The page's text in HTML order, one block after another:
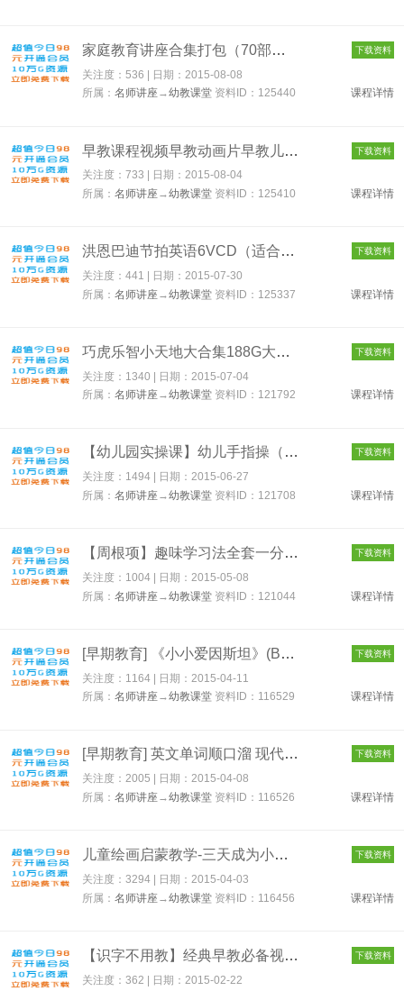
家庭教育讲座合集打包（70部经典） 125440 下载资料
关注度：536 | 日期： 2015-08-08
所属：名师讲座→幼教课堂 资料ID：125440 课程详情
早教课程视频早教动画片早教儿歌学博早教资料汇总下载 125410 下载资料
关注度：733 | 日期：2015-08-04
所属：名师讲座→幼教课堂 资料ID：125410 课程详情
洪恩巴迪节拍英语6VCD（适合2-12岁） 125337 下载资料
关注度：441 | 日期：2015-07-30
所属：名师讲座→幼教课堂 资料ID：125337 课程详情
巧虎乐智小天地大合集188G大包 121792 下载资料
关注度：1340 | 日期： 2015-07-04
所属：名师讲座→幼教课堂 资料ID：121792 课程详情
【幼儿园实操课】幼儿手指操（幼儿健脑必备）6DVD 121708 下载资料
关注度：1494 | 日期：2015-06-27
所属：名师讲座→幼教课堂 资料ID：121708 课程详情
【周根项】趣味学习法全套一分钟速算法大全合辑40G 121044 下载资料
关注度：1004 | 日期：2015-05-08
所属：名师讲座→幼教课堂 资料ID：121044 课程详情
[早期教育] 《小小爱因斯坦》(Baby Einstein) 全26张DVD 116529 下载资料
关注度：1164 | 日期： 2015-04-11
所属：名师讲座→幼教课堂 资料ID：116529 课程详情
[早期教育] 英文单词顺口溜 现代幼儿英语启蒙 A+B黄金早教全31集... 下载资料
关注度：2005 | 日期：2015-04-08
所属：名师讲座→幼教课堂 资料ID：116526 课程详情
儿童绘画启蒙教学-三天成为小画家[10VCD光盘-4.49G] 116456 下载资料
关注度：3294 | 日期：2015-04-03
所属：名师讲座→幼教课堂 资料ID：116456 课程详情
【识字不用教】经典早教必备视频全集（一集一图） 113727 下载资料
关注度：362 | 日期： 2015-02-22